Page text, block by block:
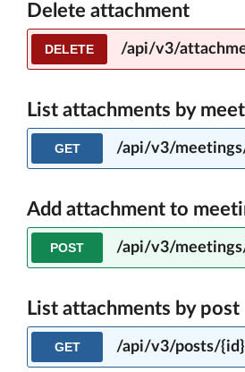
Delete attachment
DELETE /api/v3/
List attachments by
GET /api/v3/
Add attachment to
POST /api/v3/
List attachments by post
GET /api/v3/posts/